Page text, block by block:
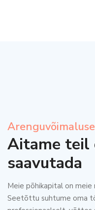
Aitame teil
saavutada
Meie põhikapital on meie
Seetõttu suhtume oma